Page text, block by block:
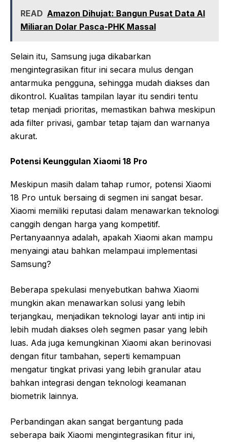
READ Amazon Dihujat: Bangun Pusat Data AI
Miliaran Dolar Pasca-PHK Massal
Selain itu, Samsung juga dikabarkan
mengintegrasikan fitur ini secara mulus dengan
antarmuka pengguna, sehingga mudah diakses dan
dikontrol. Kualitas tampilan layar itu sendiri tentu
tetap menjadi prioritas, memastikan bahwa meskipun
ada filter privasi, gambar tetap tajam dan warnanya
akurat.
Potensi Keunggulan Xiaomi 18 Pro
Meskipun masih dalam tahap rumor, potensi Xiaomi
18 Pro untuk bersaing di segmen ini sangat besar.
Xiaomi memiliki reputasi dalam menawarkan teknologi
canggih dengan harga yang kompetitif.
Pertanyaannya adalah, apakah Xiaomi akan mampu
menyaingi atau bahkan melampaui implementasi
Samsung?
Beberapa spekulasi menyebutkan bahwa Xiaomi
mungkin akan menawarkan solusi yang lebih
terjangkau, menjadikan teknologi layar anti intip ini
lebih mudah diakses oleh segmen pasar yang lebih
luas. Ada juga kemungkinan Xiaomi akan berinovasi
dengan fitur tambahan, seperti kemampuan
mengatur tingkat privasi yang lebih granular atau
bahkan integrasi dengan teknologi keamanan
biometrik lainnya.
Perbandingan akan sangat bergantung pada
seberapa baik Xiaomi mengintegrasikan fitur ini,